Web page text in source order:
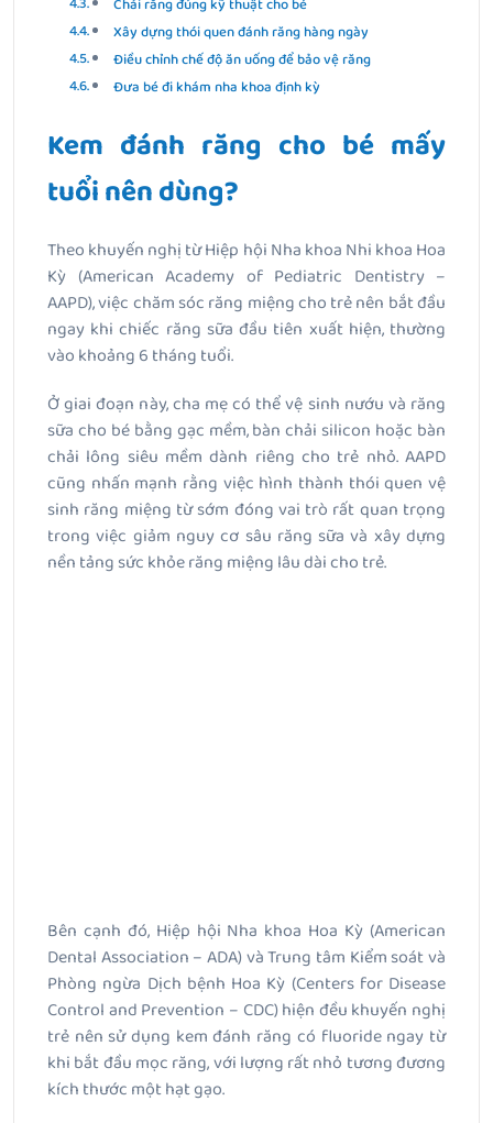
Xây dựng thói quen đánh răng hàng ngày
Điều chỉnh chế độ ăn uống để bảo vệ răng
Đưa bé đi khám nha khoa định kỳ
Kem đánh răng cho bé mấy
tuổi nên dùng?
Theo khuyến nghị từ Hiệp hội Nha khoa Nhi khoa Hoa
Kỳ (American Academy of Pediatric Dentistry –
AAPD), việc chăm sóc răng miệng cho trẻ nên bắt đầu
ngay khi chiếc răng sữa đầu tiên xuất hiện, thường
vào khoảng 6 tháng tuổi.
Ở giai đoạn này, cha mẹ có thể vệ sinh nướu và răng
sữa cho bé bằng gạc mềm, bàn chải silicon hoặc bàn
chải lông siêu mềm dành riêng cho trẻ nhỏ. AAPD
cũng nhấn mạnh rằng việc hình thành thói quen vệ
sinh răng miệng từ sớm đóng vai trò rất quan trọng
trong việc giảm nguy cơ sâu răng sữa và xây dựng
nền tảng sức khỏe răng miệng lâu dài cho trẻ.
Bên cạnh đó, Hiệp hội Nha khoa Hoa Kỳ (American
Dental Association – ADA) và Trung tâm Kiểm soát và
Phòng ngừa Dịch bệnh Hoa Kỳ (Centers for Disease
Control and Prevention – CDC) hiện đều khuyến nghị
trẻ nên sử dụng kem đánh răng có fluoride ngay từ
khi bắt đầu mọc răng, với lượng rất nhỏ tương đương
kích thước một hạt gạo.